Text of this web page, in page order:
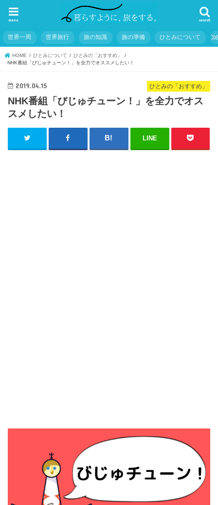
search
menu
世界一周 世界旅行 旅の知識 旅の準備 ひとみについて
HOME ひとみについて
ひとみの「おすすめ」
NHK番組「びじゅチューン！」を全力でオススメしたい！
ひとみの「おすすめ」
2019.04.15
NHK番組「びじゅチューン！」を全力でオス
スメしたい！
LINE